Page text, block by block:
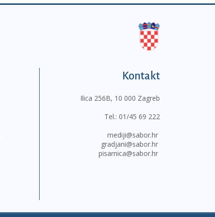
Kontakt
Ilica 256B, 10 000 Zagreb
Tel.: 01/45 69 222
mediji@sabor.hr
gradjani@sabor.hr
pisarnica@sabor.hr